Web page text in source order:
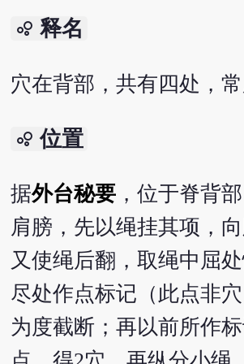
bubble_chart 释名
穴在背部，共有四处，
bubble_chart 位置
据外台秘要，位于脊背
肩膀，先以绳挂其项，
又使绳后翻，取绳中屈
尽处作点标记（此点非
为度截断；再以前所作